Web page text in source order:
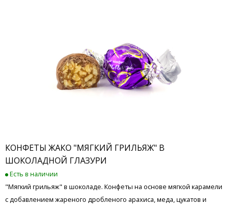
КОНФЕТЫ ЖАКО "МЯГКИЙ ГРИЛЬЯЖ" В
ШОКОЛАДНОЙ ГЛАЗУРИ
Есть в наличии
"Мягкий грильяж" в шоколаде. Конфеты на основе мягкой карамели
с добавлением жареного дробленого арахиса, меда, цукатов и